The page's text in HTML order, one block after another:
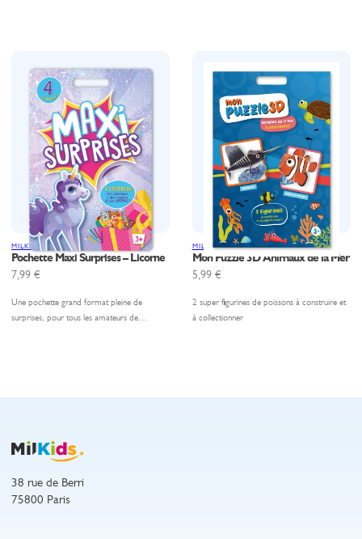
MILKIDS
Pochette Maxi Surprises – Licorne
7,99€
Une pochette grand format pleine de
surprises, pour tous les amateurs de…
MILKIDS
Mon Puzzle 3D Animaux de la Mer
5,99 €
2 super figurines de poissons à construire et
à collectionner
38 rue de Berri
75800 Paris